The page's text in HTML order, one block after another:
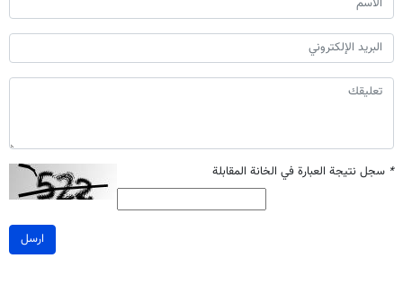
* سجل نتيجة العبارة في الخانة المقابلة
ارسل